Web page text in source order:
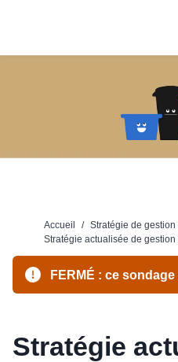
Accueil / Stratégie de
Stratégie actualisée de
FERMÉ : ce
Stratégie